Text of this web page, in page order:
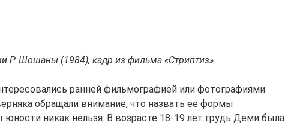
Р. Шошаны (1984), кадр из фильма «Стриптиз»
ранней фильмографией или фотографиями
обращали внимание, что назвать ее формы
никак нельзя. В возрасте 18-19 лет грудь Деми была